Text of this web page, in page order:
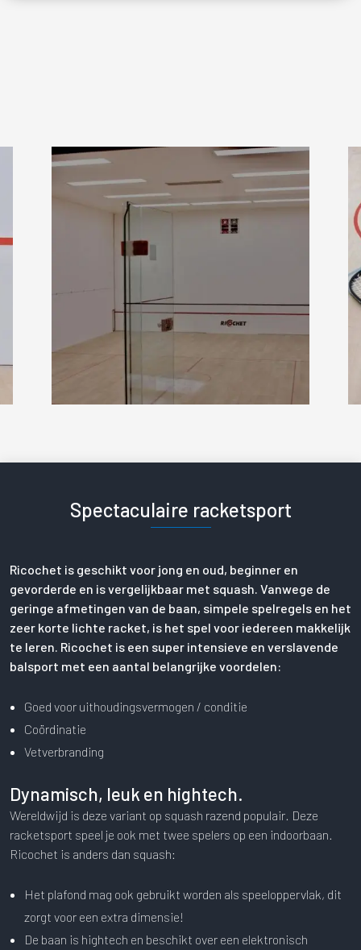
Spectaculaire racketsport
Ricochet is geschikt voor jong en oud, beginner en
gevorderde en is vergelijkbaar met squash. Vanwege de
geringe afmetingen van de baan, simpele spelregels en het
zeer korte lichte racket, is het spel voor iedereen makkelijk
te leren. Ricochet is een super intensieve en verslavende
balsport met een aantal belangrijke voordelen:
Goed voor uithoudingsvermogen / conditie
Coördinatie
Vetverbranding
Dynamisch, leuk en hightech.
Wereldwijd is deze variant op squash razend populair. Deze
racketsport speel je ook met twee spelers op een indoorbaan.
Ricochet is anders dan squash:
Het plafond mag ook gebruikt worden als speeloppervlak, dit
zorgt voor een extra dimensie!
De baan is hightech en beschikt over een elektronisch